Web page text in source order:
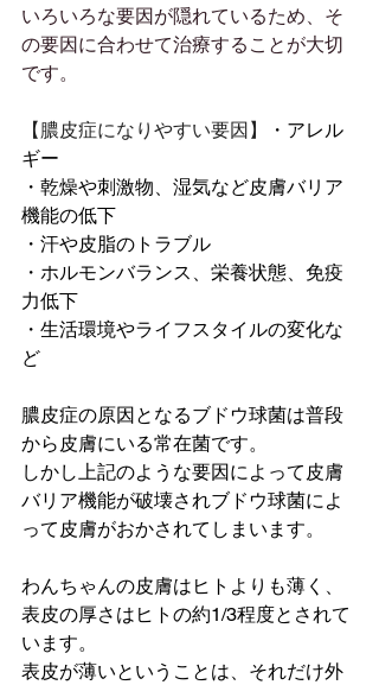
いろいろな要因が隠れているため、そ
の要因に合わせて治療することが大切
です。
【膿皮症になりやすい要因】
・アレル
ギー
・乾燥や刺激物、湿気など皮膚バリア
機能の低下
・汗や皮脂のトラブル
・ホルモンバランス、栄養状態、免疫
力低下
・生活環境やライフスタイルの変化な
ど
膿皮症の原因となるブドウ球菌は普段
から皮膚にいる常在菌です。
しかし上記のような要因によって皮膚
バリア機能が破壊されブドウ球菌によ
って皮膚がおかされてしまいます。
わんちゃんの皮膚はヒトよりも薄く、
表皮の厚さはヒトの約1/3程度とされて
います。
表皮が薄いということは、それだけ外